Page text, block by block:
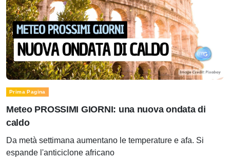
Prima Pagina
Meteo PROSSIMI GIORNI: una nuova ondata di
caldo
Da metà settimana aumentano le temperature e afa. Si
espande l'anticiclone africano